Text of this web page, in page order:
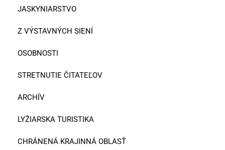
JASKYNIARSTVO
Z VÝSTAVNÝCH SIENÍ
OSOBNOSTI
STRETNUTIE ČITATEĽOV
ARCHÍV
LYŽIARSKA TURISTIKA
CHRÁNENÁ KRAJINNÁ OBLASŤ